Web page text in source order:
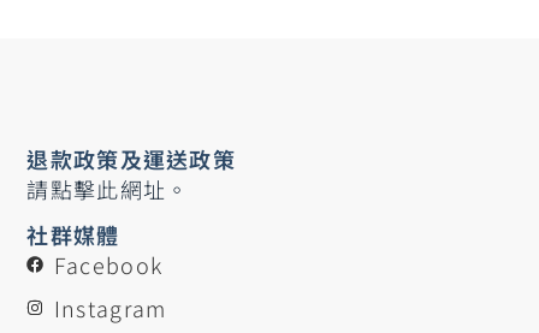
社群媒體
Facebook
Instagram
退款政策及運送政策
請點擊此網址。